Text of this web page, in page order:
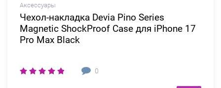
Аксессуары
Чехол-накладка Devia Pino Series
Magnetic ShockProof Case для iPhone 17
Pro Max Black
0